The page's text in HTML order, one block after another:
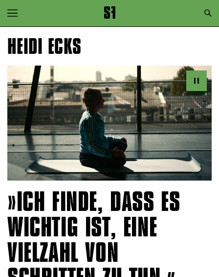
Zur Hauptnavigation springen
Zum Hauptinhalt springen
HEIDI ECKS
ICH FINDE, DASS ES
WICHTIG IST, EINE
VIELZAHL VON